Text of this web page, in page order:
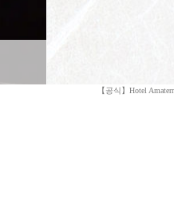
【공식】Hotel